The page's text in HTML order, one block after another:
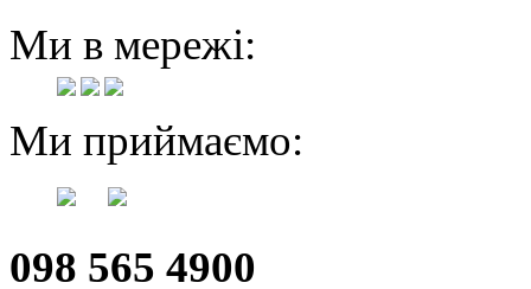
Ми в мережі:
Ми приймаємо:
098 565 4900